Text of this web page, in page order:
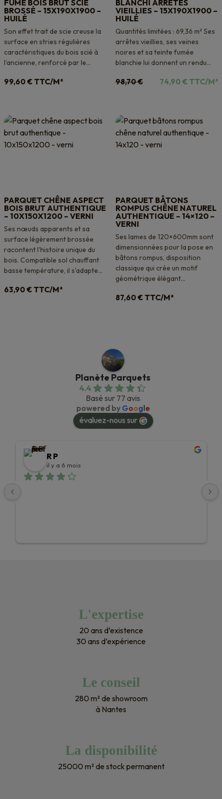
FUMÉ BOIS BRUT SCIÉ
BROSSÉ – 15X190X1900 –
HUILÉ
Son effet trait de scie creuse la
surface en stries régulières
caractéristiques du bois scié à
l'ancienne, renforcé par le...
99,60 € TTC/M²
BLANCHI ARRÊTES
VIEILLIES – 15X190X1900 –
HUILÉ
Quantités limitées : 69,36 m² Ses
arrêtes vieillies, ses veines
noires et sa teinte fumée
blanchie lui donnent un rendu...
98,70€
98,70 €.
74,90 €Le
74,90 €.
TTC/M²
PARQUET CHÊNE ASPECT
BOIS BRUT AUTHENTIQUE
– 10X150X1200 – VERNI
Ses nœuds apparents et sa
surface légèrement brossée
racontent l'histoire unique du
bois. Compatible sol chauffant
basse température, il s'adapte...
63,90 € TTC/M²
PARQUET BÂTONS
ROMPUS CHÊNE NATUREL
AUTHENTIQUE – 14×120 –
VERNI
Ses lames de 120×600mm sont
dimensionnées pour la pose en
bâtons rompus, disposition
classique qui crée un motif
géométrique élégant...
87,60 € TTC/M²
Planète Parquets
4.4
Basé sur 77 avis
powered by Google
évaluez-nous sur
R P
il y a 6 mois
L'expertise
20 ans d’existence
30 ans d’expérience
Le conseil
280 m² de showroom
à Nantes
La disponibilité
25000 m² de stock permanent